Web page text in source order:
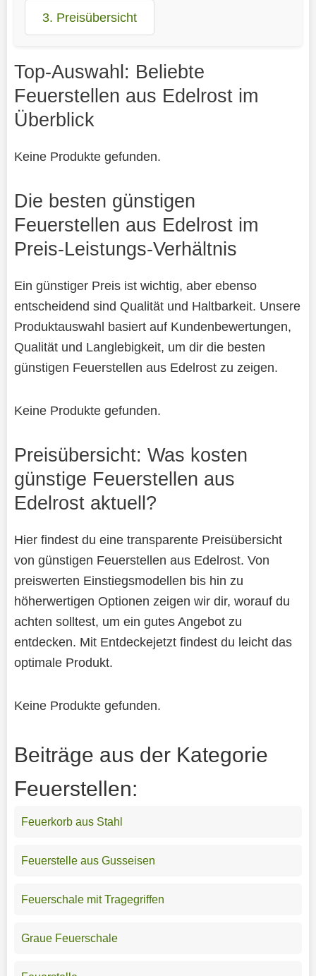
3. Preisübersicht
Top-Auswahl: Beliebte
Feuerstellen aus Edelrost im
Überblick
Keine Produkte gefunden.
Die besten günstigen
Feuerstellen aus Edelrost im
Preis-Leistungs-Verhältnis
Ein günstiger Preis ist wichtig, aber ebenso
entscheidend sind Qualität und Haltbarkeit. Unsere
Produktauswahl basiert auf Kundenbewertungen,
Qualität und Langlebigkeit, um dir die besten
günstigen Feuerstellen aus Edelrost zu zeigen.
Keine Produkte gefunden.
Preisübersicht: Was kosten
günstige Feuerstellen aus
Edelrost aktuell?
Hier findest du eine transparente Preisübersicht
von günstigen Feuerstellen aus Edelrost. Von
preiswerten Einstiegsmodellen bis hin zu
höherwertigen Optionen zeigen wir dir, worauf du
achten solltest, um ein gutes Angebot zu
entdecken. Mit Entdeckejetzt findest du leicht das
optimale Produkt.
Keine Produkte gefunden.
Beiträge aus der Kategorie
Feuerstellen:
Feuerkorb aus Stahl
Feuerstelle aus Gusseisen
Feuerschale mit Tragegriffen
Graue Feuerschale